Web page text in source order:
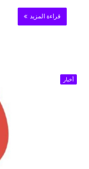
قراءة المزيد
أخبار